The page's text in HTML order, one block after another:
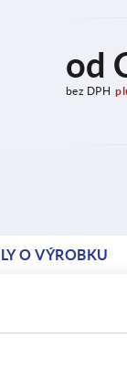
od
bez DPH
O VÝROBKU